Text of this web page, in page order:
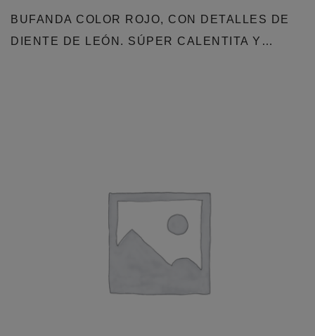
BUFANDA COLOR ROJO, CON DETALLES DE
DIENTE DE LEÓN. SÚPER CALENTITA Y…